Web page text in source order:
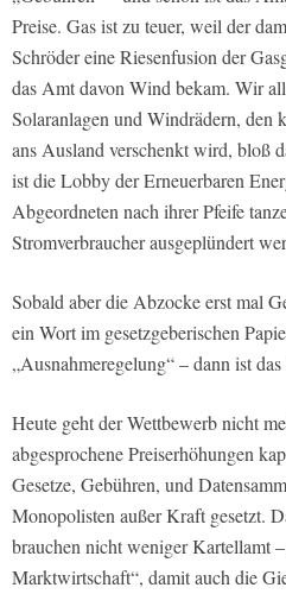
Preise. Gas ist zu teuer, weil der
Schröder eine Riesenfusion der
das Amt davon Wind bekam. Wir
Solaranlagen und Windrädern, den
ans Ausland verschenkt wird, bloß
ist die Lobby der Erneuerbaren
Abgeordneten nach ihrer Pfeife
Stromverbraucher ausgeplündert
Sobald aber die Abzocke erst mal
ein Wort im gesetzgeberischen
„Ausnahmeregelung“ – dann ist
Heute geht der Wettbewerb nicht
abgesprochene Preiserhöhungen
Gesetze, Gebühren, und
Monopolisten außer Kraft gesetzt.
brauchen nicht weniger Kartellamt
Marktwirtschaft“, damit auch die